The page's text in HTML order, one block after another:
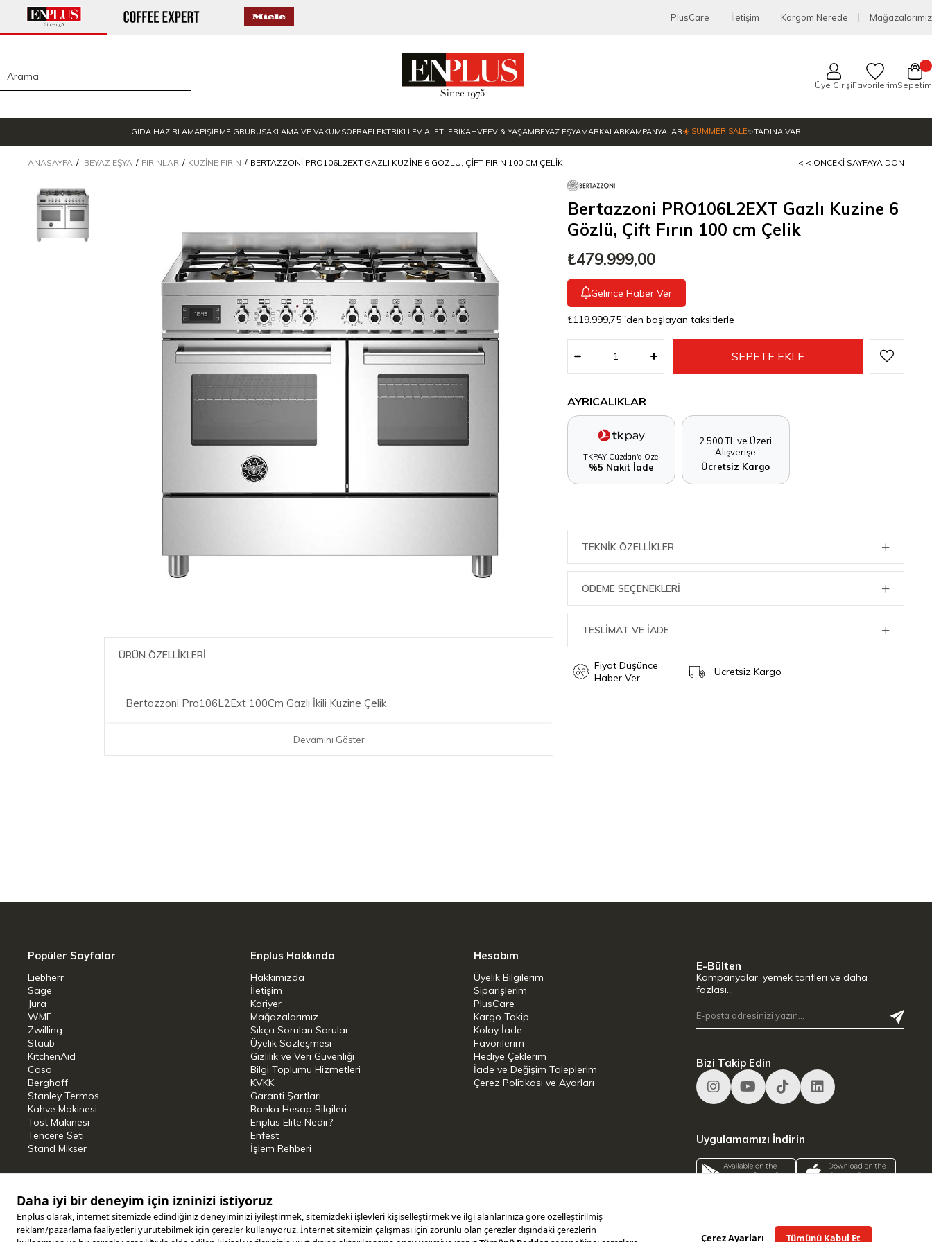
PlusCare İletişim Kargom Nerede Mağazalarımız
Üye GirişiFavorilerimSepetim
GIDA HAZIRLAMAPİŞİRME GRUBUSAKLAMA VE VAKUMSOFRAELEKTRİKLİ EV ALETLERİKAHVEEV & YAŞAMBEYAZ EŞYAMARKALARKAMPANYALAR☀️ SUMMER SALE✨TADINA VAR
ANASAYFA BEYAZ EŞYA FIRINLAR KUZINE FIRIN BERTAZZONI PRO106L2EXT GAZLI KUZINE 6 GÖZLÜ, ÇIFT FIRIN 100 CM ÇELIK < < ÖNCEKI SAYFAYA DÖN
ÜRÜN ÖZELLİKLERİ
Bertazzoni Pro106L2Ext 100Cm Gazlı İkili Kuzine Çelik
Devamını Göster
Bertazzoni PRO106L2EXT Gazlı Kuzine 6
Gözlü, Çift Fırın 100 cm Çelik
₺479.999,00
Gelince Haber Ver
₺119.999,75 'den başlayan taksitlerle
AYRICALIKLAR
TKPAY Cüzdan'a Özel
%5 Nakit İade
2.500 TL ve Üzeri
Alışverişe
Ücretsiz Kargo
TEKNIK ÖZELLIKLER
ÖDEME SEÇENEKLERI
TESLİMAT VE İADE
Fiyat Düşünce
Haber Ver
Ücretsiz Kargo
Popüler Sayfalar
Liebherr
Sage
Jura
WMF
Zwilling
Staub
KitchenAid
Caso
Berghoff
Stanley Termos
Kahve Makinesi
Tost Makinesi
Tencere Seti
Stand Mikser
Enplus Hakkında
Hakkımızda
İletişim
Kariyer
Mağazalarımız
Sıkça Sorulan Sorular
Üyelik Sözleşmesi
Gizlilik ve Veri Güvenliği
Bilgi Toplumu Hizmetleri
KVKK
Garanti Şartları
Banka Hesap Bilgileri
Enplus Elite Nedir?
Enfest
İşlem Rehberi
Hesabım
Üyelik Bilgilerim
Siparişlerim
PlusCare
Kargo Takip
Kolay İade
Favorilerim
Hediye Çeklerim
İade ve Değişim Taleplerim
Çerez Politikası ve Ayarları
E-Bülten
Kampanyalar, yemek tarifleri ve daha
fazlası…
Bizi Takip Edin
Uygulamamızı İndirin